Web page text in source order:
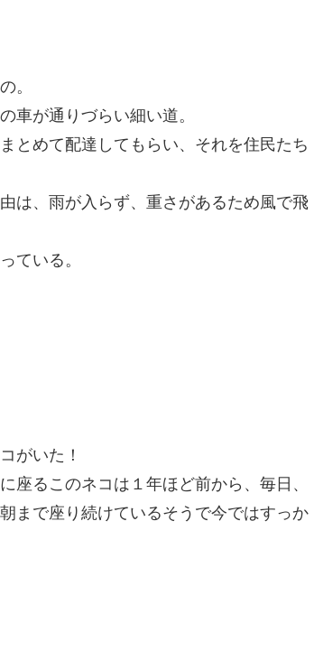
。
車が通りづらい細い道。
とめて配達してもらい、それを住民たち
は、雨が入らず、重さがあるため風で飛
ている。
がいた！
座るこのネコは１年ほど前から、毎日、
まで座り続けているそうで今ではすっか